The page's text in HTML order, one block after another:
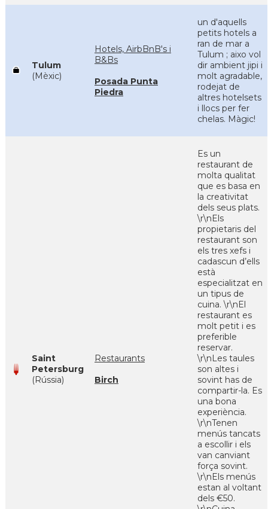
Tulum
(Mèxic)
Hotels, AirbBnB's i
B&Bs
Posada Punta
Piedra
un d'aquells
petits hotels a
ran de mar a
Tulum ; aixo vol
dir ambient jipi i
molt agradable,
rodejat de
altres hotelsets
i llocs per fer
chelas. Màgic!
Saint
Petersburg
(Rússia)
Restaurants
Birch
Es un
restaurant de
molta qualitat
que es basa en
la creativitat
dels seus plats.
\r\nEls
propietaris del
restaurant son
els tres xefs i
cadascun d’ells
està
especialitzat en
un tipus de
cuina. \r\nEl
restaurant es
molt petit i es
preferible
reservar.
\r\nLes taules
son altes i
sovint has de
compartir-la. Es
una bona
experiència.
\r\nTenen
menús tancats
a escollir i els
van canviant
força sovint.
\r\nEls menús
estan al voltant
dels €50.